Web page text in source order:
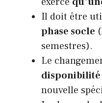
Il doit être
phase socle
semestres).
Le
disponibilité
nouvelle